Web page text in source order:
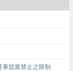
競業禁止之限制